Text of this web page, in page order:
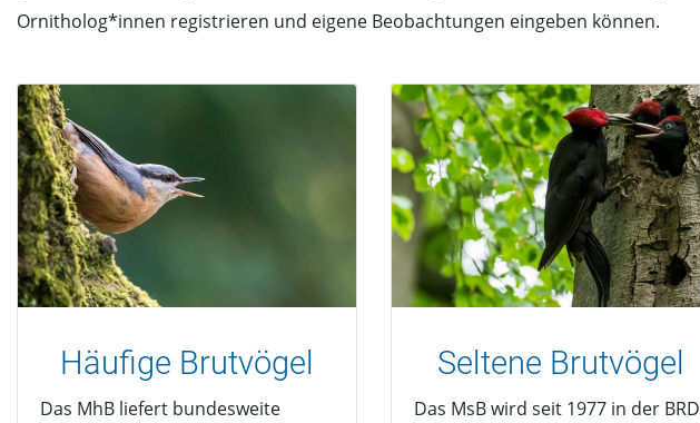
Ornitholog*innen registrieren und eigene Beobachtungen eingeben können.
Häufige Brutvögel
Das MhB liefert bundesweite
Seltene Brutvögel
Das MsB wird seit 1977 in der BRD